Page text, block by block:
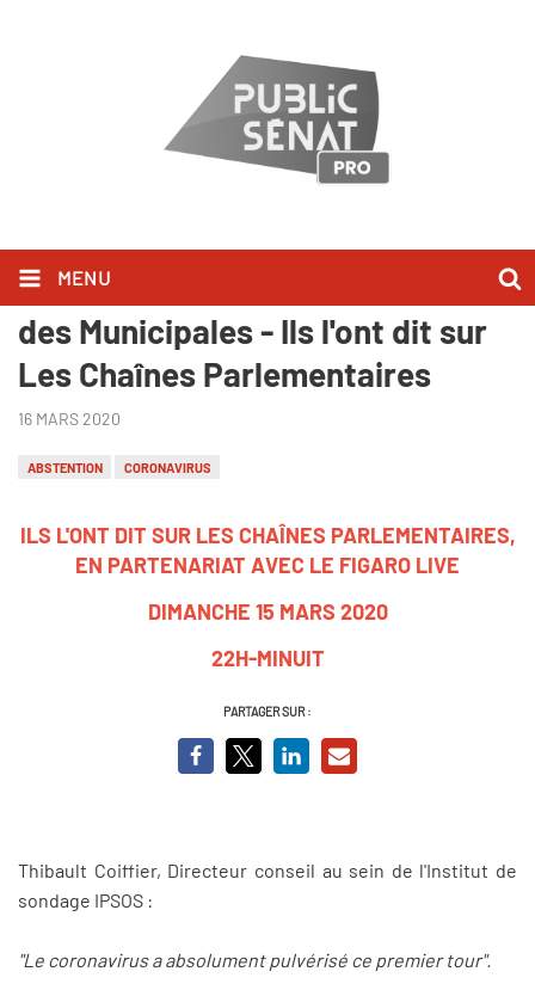
MENU
Soirée électorale Premier Tour
des Municipales - Ils l'ont dit sur
Les Chaînes Parlementaires
16 MARS 2020
ABSTENTION CORONAVIRUS
ILS L'ONT DIT SUR LES CHAÎNES PARLEMENTAIRES,
EN PARTENARIAT AVEC LE FIGARO LIVE
DIMANCHE 15 MARS 2020
22H-MINUIT
PARTAGER SUR :
Thibault Coiffier, Directeur conseil au sein de l'Institut de
sondage IPSOS :
"Le coronavirus a absolument pulvérisé ce premier tour".